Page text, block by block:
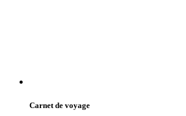
Carnet de voyage